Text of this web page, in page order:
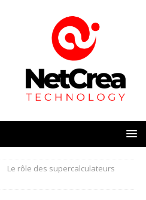
Le rôle des supercalculateurs